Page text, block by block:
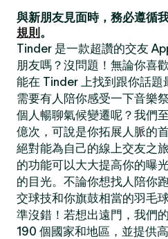
與新朋友見面時，務必遵循
規則 。
Tinder 是一款超讚的交友
朋友嗎？沒問題！無論你喜
能在 Tinder 上找到跟你話題
需要有人陪你感受一下音樂
個人暢聊氣候變遷呢？我們
億次，可說是你拓展人脈的
絕對能為自己的線上交友之
的功能可以大大提高你的曝
的目光。不論你想找人陪你
交球技和你旗鼓相當的羽毛
準沒錯！若想出遠門，我們
190 個國家和地區，並提供